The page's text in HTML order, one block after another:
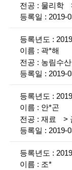
f
r
d
n
물리학
2019-
2019
곽*해
농림수
2019-
2019
안*곤
재료
2019-
2019
조*